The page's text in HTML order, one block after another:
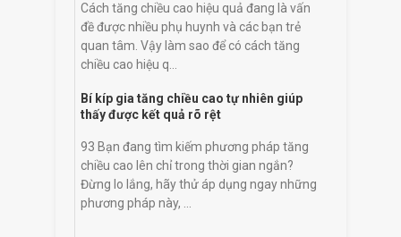
Cách tăng chiều cao hiệu quả đang là vấn
đề được nhiều phụ huynh và các bạn trẻ
quan tâm. Vậy làm sao để có cách tăng
chiều cao hiệu q...
Bí kíp gia tăng chiều cao tự nhiên giúp
thấy được kết quả rõ rệt
93 Bạn đang tìm kiếm phương pháp tăng
chiều cao lên chỉ trong thời gian ngắn?
Đừng lo lắng, hãy thử áp dụng ngay những
phương pháp này, ...